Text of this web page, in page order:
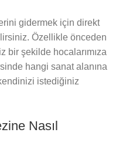
gidermek için direkt
Özellikle önceden
bir şekilde hocalarımıza
hangi sanat alanına
istediğiniz
Nasıl